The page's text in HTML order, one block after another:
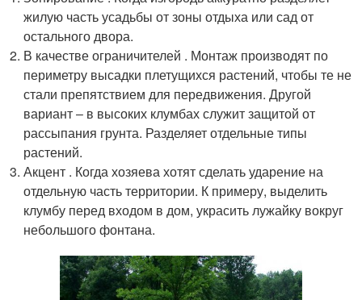
жилую часть усадьбы от зоны отдыха или сад от
остального двора.
В качестве ограничителей . Монтаж производят по
периметру высадки плетущихся растений, чтобы те не
стали препятствием для передвижения. Другой
вариант ‒ в высоких клумбах служит защитой от
рассыпания грунта. Разделяет отдельные типы
растений.
Акцент . Когда хозяева хотят сделать ударение на
отдельную часть территории. К примеру, выделить
клумбу перед входом в дом, украсить лужайку вокруг
небольшого фонтана.